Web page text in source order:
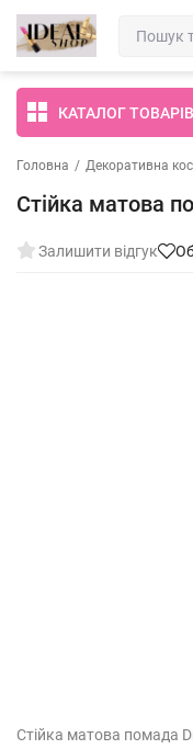
КАТАЛОГ ТОВАРІВ
Головна / Декоративна
Стійка матова
Залишити відгук
Стійка матова помада